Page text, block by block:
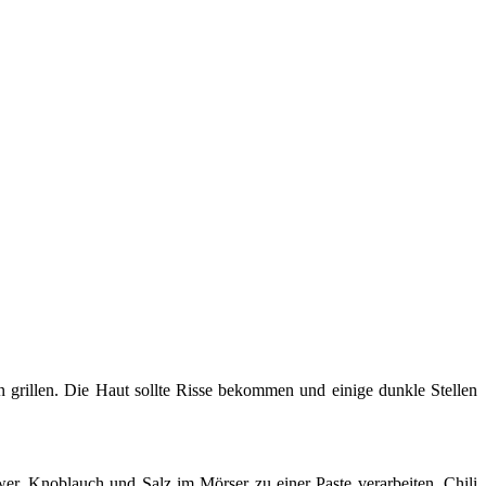
Die Haut sollte Risse bekommen und einige dunkle Stellen